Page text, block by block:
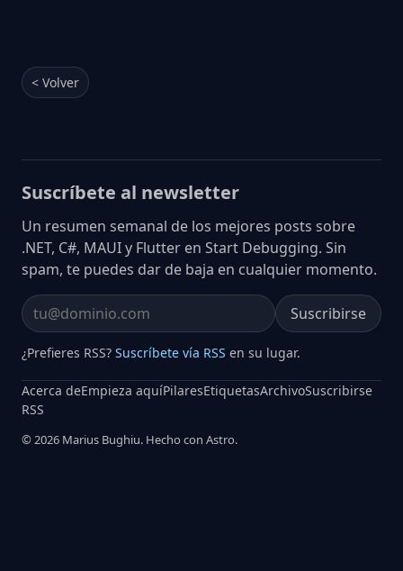
< Volver
Suscríbete al newsletter
Un resumen semanal de los mejores posts sobre
.NET, C#, MAUI y Flutter en Start Debugging. Sin
spam, te puedes dar de baja en cualquier momento.
Email address Suscribirse
¿Prefieres RSS? Suscríbete vía RSS en su lugar.
Acerca deEmpieza aquíPilaresEtiquetasArchivoSuscribirse
RSS
© 2026 Marius Bughiu. Hecho con Astro.